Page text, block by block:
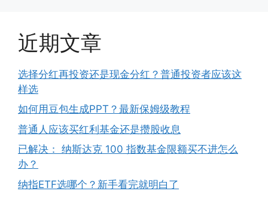
近期文章
选择分红再投资还是现金分红？普通投资者应该这
样选
如何用豆包生成PPT？最新保姆级教程
普通人应该买红利基金还是攒股收息
已解决： 纳斯达克 100 指数基金限额买不进怎么
办？
纳指ETF选哪个？新手看完就明白了